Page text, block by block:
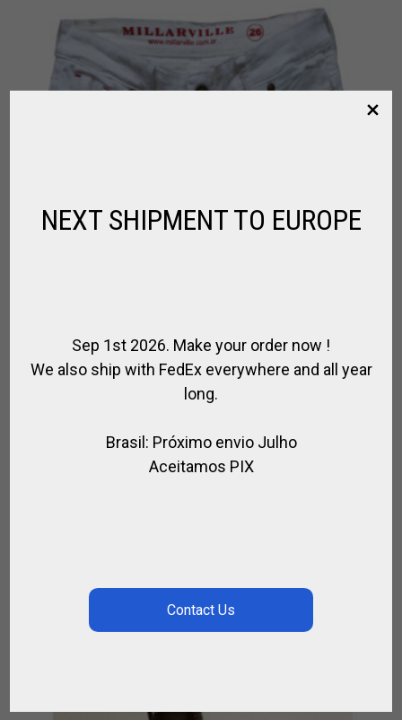
NEXT SHIPMENT TO EUROPE
Sep 1st 2026. Make your order now !
We also ship with FedEx everywhere and all year
long.
Brasil: Próximo envio Julho
Aceitamos PIX